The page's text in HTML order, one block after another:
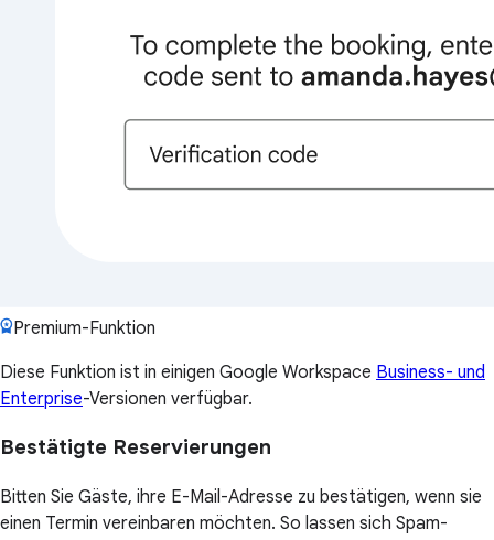
Premium-Funktion
Diese Funktion ist in einigen Google Workspace Business- und
Enterprise-Versionen verfügbar.
Bestätigte Reservierungen
Bitten Sie Gäste, ihre E-Mail-Adresse zu bestätigen, wenn sie
einen Termin vereinbaren möchten. So lassen sich Spam-